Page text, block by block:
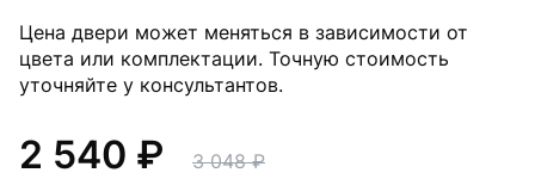
Цена двери может меняться в зависимости от
цвета или комплектации. Точную стоимость
уточняйте у консультантов.
2 540 3 048